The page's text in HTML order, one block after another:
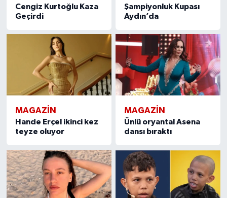
Cengiz Kurtoğlu Kaza
Geçirdi
Şampiyonluk Kupası
Aydın’da
MAGAZIN
Hande Erçel ikinci kez
teyze oluyor
MAGAZIN
Ünlü oryantal Asena
dansı bıraktı